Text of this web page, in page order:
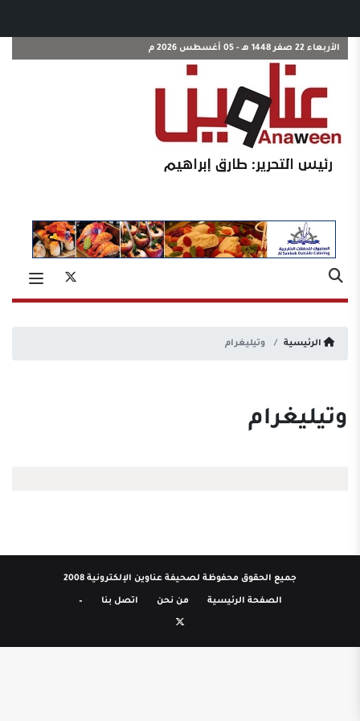
الأربعاء 22 صفر 1448 هـ - 05 أغسطس 2026 م
الرئيسية وتيليغرام
وتيليغرام
جميع الحقوق محفوظة لصحيفة عناوين الإلكترونية 2008
الصفحة الرئيسية من نحن اتصل بنا –